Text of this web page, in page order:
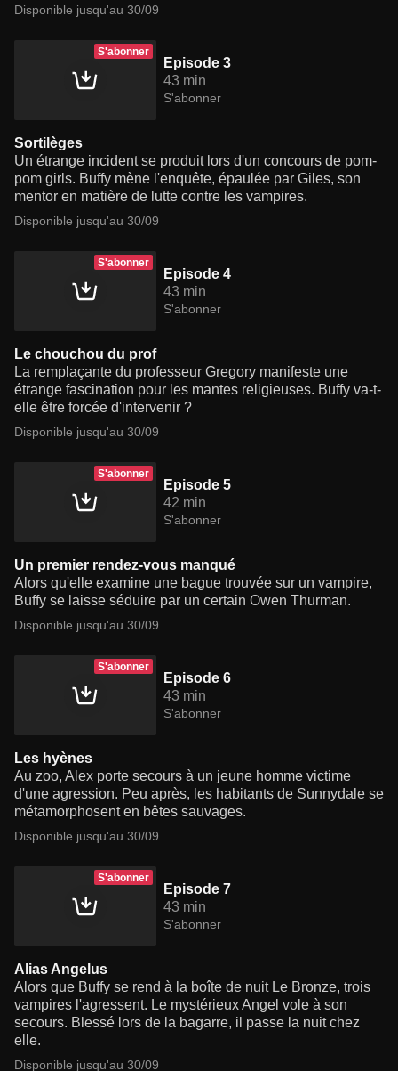
Disponible jusqu'au 30/09
S'abonner
Episode 3
43 min
S'abonner
Sortilèges
Un étrange incident se produit lors d'un concours de pom-
pom girls. Buffy mène l'enquête, épaulée par Giles, son
mentor en matière de lutte contre les vampires.
Disponible jusqu'au 30/09
S'abonner
Episode 4
43 min
S'abonner
Le chouchou du prof
La remplaçante du professeur Gregory manifeste une
étrange fascination pour les mantes religieuses. Buffy va-t-
elle être forcée d'intervenir ?
Disponible jusqu'au 30/09
S'abonner
Episode 5
42 min
S'abonner
Un premier rendez-vous manqué
Alors qu'elle examine une bague trouvée sur un vampire,
Buffy se laisse séduire par un certain Owen Thurman.
Disponible jusqu'au 30/09
S'abonner
Episode 6
43 min
S'abonner
Les hyènes
Au zoo, Alex porte secours à un jeune homme victime
d'une agression. Peu après, les habitants de Sunnydale se
métamorphosent en bêtes sauvages.
Disponible jusqu'au 30/09
S'abonner
Episode 7
43 min
S'abonner
Alias Angelus
Alors que Buffy se rend à la boîte de nuit Le Bronze, trois
vampires l'agressent. Le mystérieux Angel vole à son
secours. Blessé lors de la bagarre, il passe la nuit chez
elle.
Disponible jusqu'au 30/09